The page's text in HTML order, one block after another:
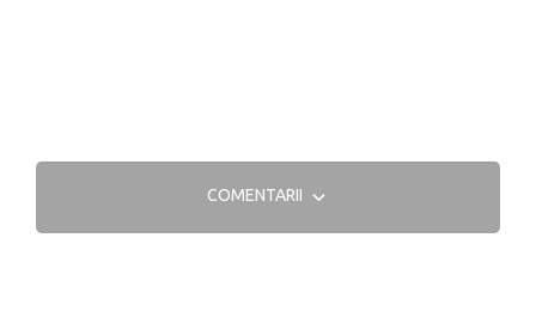
COMENTARII